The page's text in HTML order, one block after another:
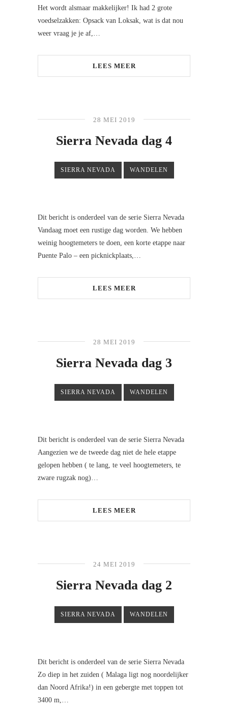
Het wordt alsmaar makkelijker! Ik had 2 grote
voedselzakken: Opsack van Loksak, wat is dat nou
weer vraag je je af,…
LEES MEER
28 MEI 2019
Sierra Nevada dag 4
SIERRA NEVADA WANDELEN
Dit bericht is onderdeel van de serie Sierra Nevada
Vandaag moet een rustige dag worden. We hebben
weinig hoogtemeters te doen, een korte etappe naar
Puente Palo – een picknickplaats,…
LEES MEER
28 MEI 2019
Sierra Nevada dag 3
SIERRA NEVADA WANDELEN
Dit bericht is onderdeel van de serie Sierra Nevada
Aangezien we de tweede dag niet de hele etappe
gelopen hebben ( te lang, te veel hoogtemeters, te
zware rugzak nog)…
LEES MEER
24 MEI 2019
Sierra Nevada dag 2
SIERRA NEVADA WANDELEN
Dit bericht is onderdeel van de serie Sierra Nevada
Zo diep in het zuiden ( Malaga ligt nog noordelijker
dan Noord Afrika!) in een gebergte met toppen tot
3400 m,…